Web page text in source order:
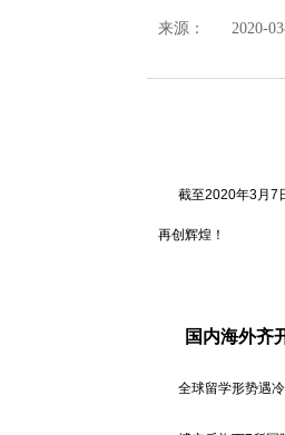
来源： 2020-
截至2020年3月7日
再创辉煌！
国内海外齐
全球留学形势遇冷